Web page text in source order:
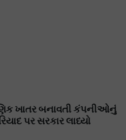
ખાતર બનાવતી કંપનીઓનું
પર સરકાર લાધ્યો